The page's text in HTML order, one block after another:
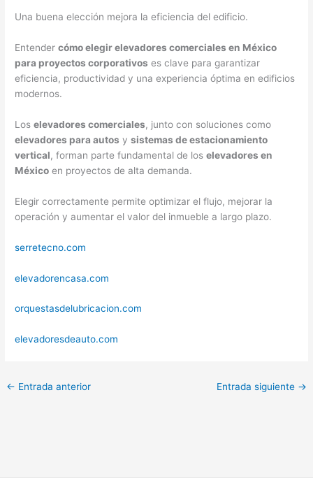
Una buena elección mejora la eficiencia del edificio.
Entendercómo elegir elevadores comerciales en México
para proyectos corporativos es clave para garantizar
eficiencia, productividad y una experiencia óptima en edificios
modernos.
Loselevadores comerciales, junto con soluciones como
elevadores para autos ysistemas de estacionamiento
vertical, forman parte fundamental de loselevadores en
México en proyectos de alta demanda.
Elegir correctamente permite optimizar el flujo, mejorar la
operación y aumentar el valor del inmueble a largo plazo.
serretecno.com
elevadorencasa.com
orquestasdelubricacion.com
elevadoresdeauto.com
← Entrada anterior Entrada siguiente →